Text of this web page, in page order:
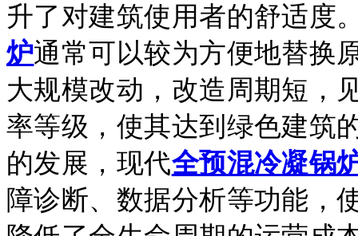
升了对建筑使用者的舒适度
炉通常可以较为方便地替换
大规模改动，改造周期短，
率等级，使其达到绿色建筑
的发展，现代全预混冷凝锅
障诊断、数据分析等功能，